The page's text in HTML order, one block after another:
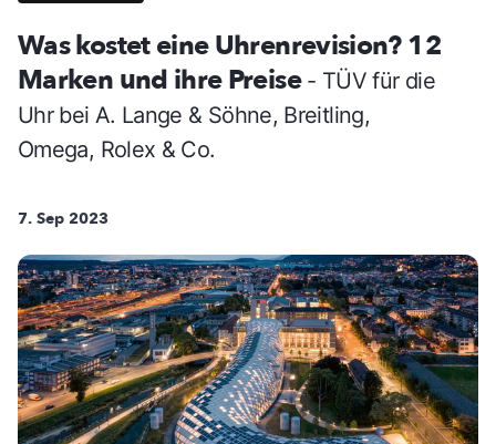
Was kostet eine Uhrenrevision? 12
Marken und ihre Preise - TÜV für die
Uhr bei A. Lange & Söhne, Breitling,
Omega, Rolex & Co.
7. Sep 2023